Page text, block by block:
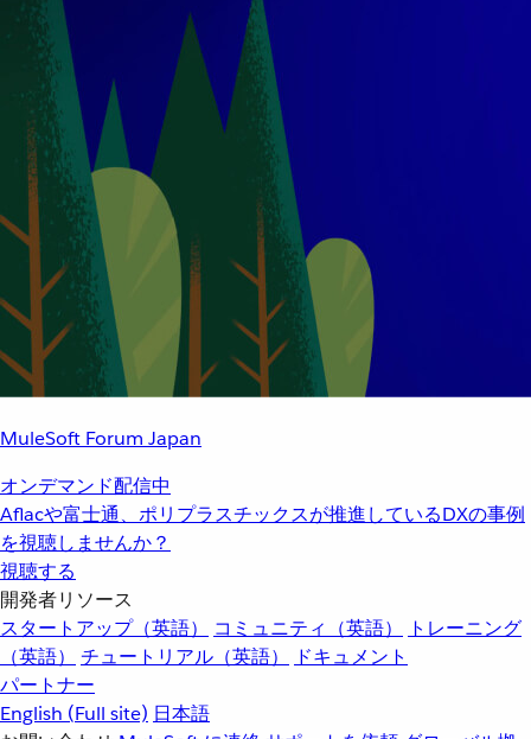
MuleSoft Forum Japan
オンデマンド配信中
Aflacや富士通、ポリプラスチックスが推進しているDXの事例
を視聴しませんか？
視聴する
開発者リソース
スタートアップ（英語）
コミュニティ（英語）
トレーニング
（英語）
チュートリアル（英語）
ドキュメント
パートナー
English (Full site) 日本語